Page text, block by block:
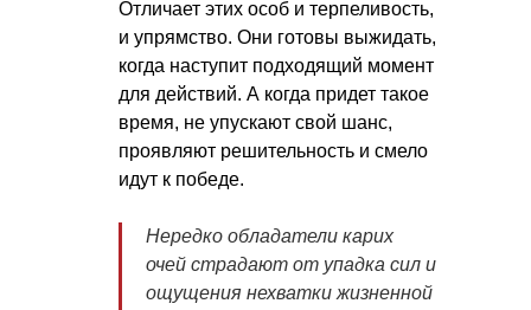
Отличает этих особ и терпеливость,
и упрямство. Они готовы выжидать,
когда наступит подходящий момент
для действий. А когда придет такое
время, не упускают свой шанс,
проявляют решительность и смело
идут к победе.
Нередко обладатели карих
очей страдают от упадка сил и
ощущения нехватки жизненной